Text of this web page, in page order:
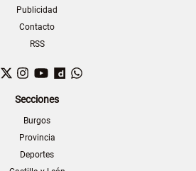
Publicidad
Contacto
RSS
Facebook
TwitterInstagram
YouTubeDailymotion
Secciones
Burgos
Provincia
Deportes